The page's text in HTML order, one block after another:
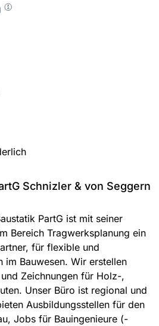
Schnizler & von Seggern
PartG ist mit seiner
Bereich Tragwerksplanung ein
für flexible und
im Bauwesen. Wir erstellen
Zeichnungen für Holz-,
Unser Büro ist regional und
Ausbildungsstellen für den
Jobs für Bauingenieure (-